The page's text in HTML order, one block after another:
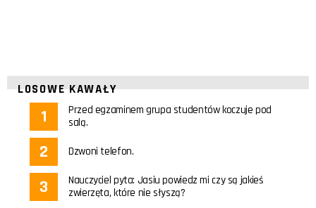
LOSOWE KAWAŁY
Przed egzaminem grupa studentów koczuje pod
salą.
Dzwoni telefon.
Nauczyciel pyta: Jasiu powiedz mi czy są jakieś
zwierzęta, które nie słyszą?